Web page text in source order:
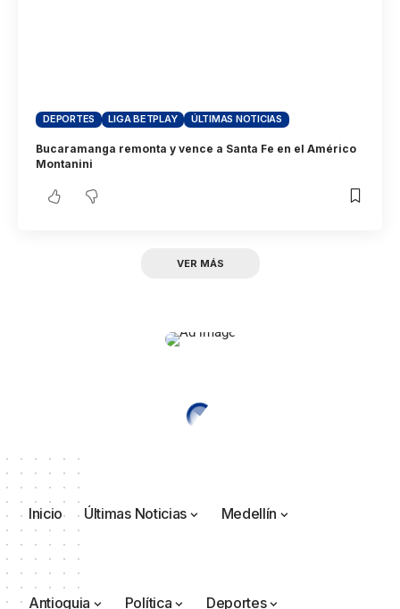
DEPORTES LIGA BETPLAY ÚLTIMAS NOTICIAS
Bucaramanga remonta y vence a Santa Fe en el Américo
Montanini
VER MÁS
Inicio Últimas Noticias Medellín
Antioquia Política Deportes